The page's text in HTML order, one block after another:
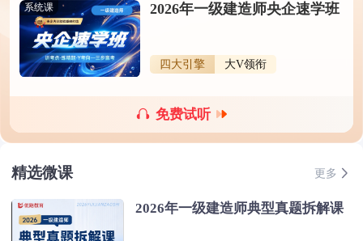
系统课 2026年一级建造师央企速学班
四大引擎 大V领衔
免费试听
精选微课 更多
2026年一级建造师典型真题拆解课